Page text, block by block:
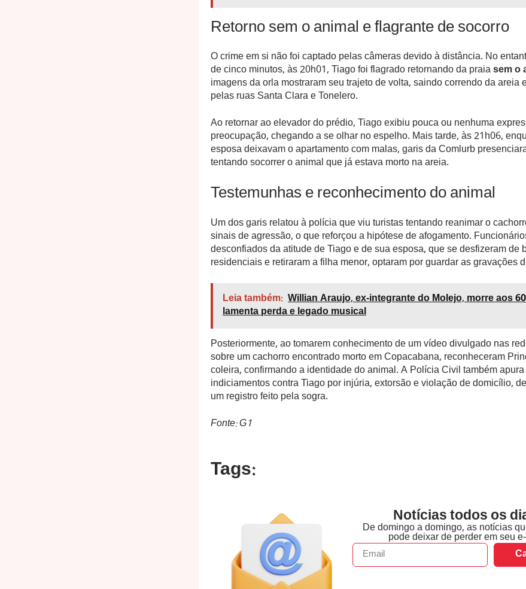
Retorno sem o animal e flagrante de socorro
O crime em si não foi captado pelas câmeras devido à distância. No
de cinco minutos, às 20h01, Tiago foi flagrado retornando da praiasem o
imagens da orla mostraram seu trajeto de volta, saindo correndo da areia
pelas ruas Santa Clara e Tonelero.
Ao retornar ao elevador do prédio, Tiago exibiu pouca ou nenhuma
preocupação, chegando a se olhar no espelho. Mais tarde, às 21h06,
esposa deixavam o apartamento com malas, garis da Comlurb
tentando socorrer o animal que já estava morto na areia.
Testemunhas e reconhecimento do animal
Um dos garis relatou à polícia que viu turistas tentando reanimar o
sinais de agressão, o que reforçou a hipótese de afogamento.
desconfiados da atitude de Tiago e de sua esposa, que se desfizeram de
residenciais e retiraram a filha menor, optaram por guardar as gravações
Leia também: Willian Araujo, ex-integrante do Molejo, morre aos
lamenta perda e legado musical
Posteriormente, ao tomarem conhecimento de um vídeo divulgado nas
sobre um cachorro encontrado morto em Copacabana, reconheceram
coleira, confirmando a identidade do animal. A Polícia Civil também
indiciamentos contra Tiago por injúria, extorsão e violação de domicílio,
um registro feito pela sogra.
Fonte: G1
Tags:
Notícias todos os
De domingo a domingo, as notícias
pode deixar de perder em seu